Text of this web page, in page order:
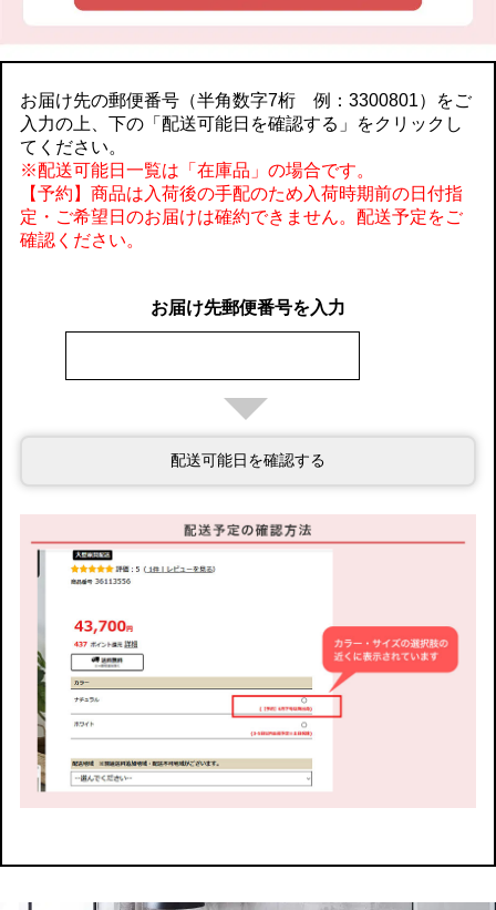
お届け先の郵便番号（半角数字7桁 例：3300801）をご
入力の上、下の「配送可能日を確認する」をクリックし
てください。
※配送可能日一覧は「在庫品」の場合です。
【予約】商品は入荷後の手配のため入荷時期前の日付指
定・ご希望日のお届けは確約できません。配送予定をご
確認ください。
お届け先郵便番号を入力
配送可能日を確認する